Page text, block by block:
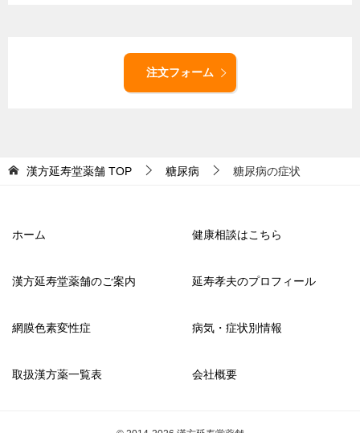
注文フォーム
漢方延寿堂薬舗 TOP 糖尿病 糖尿病の症状
ホーム 健康相談はこちら
漢方延寿堂薬舗のご案内 延寿孝夫のプロフィール
網膜色素変性症 病気・症状別情報
取扱漢方薬一覧表 会社概要